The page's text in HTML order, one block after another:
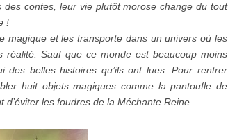
des contes, leur vie plutôt morose change du tout
!
magique et les transporte dans un univers où les
réalité. Sauf que ce monde est beaucoup moins
des belles histoires qu’ils ont lues. Pour rentrer
huit objets magiques comme la pantoufle de
les foudres de la Méchante Reine.